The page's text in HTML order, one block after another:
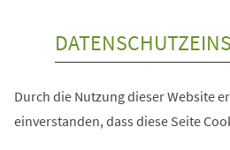
Durch die Nutzung dieser Website
einverstanden, dass diese Seite